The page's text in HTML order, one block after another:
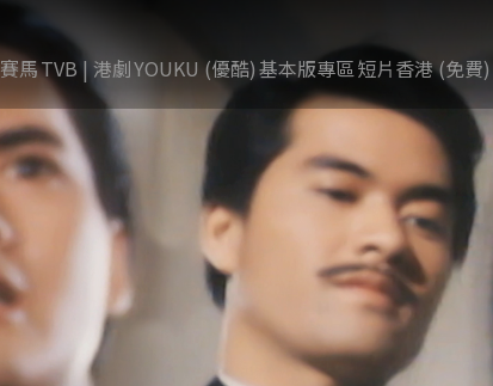
賽馬TVB | 港劇YOUKU (優酷)基本版專區短片香港 (免費)